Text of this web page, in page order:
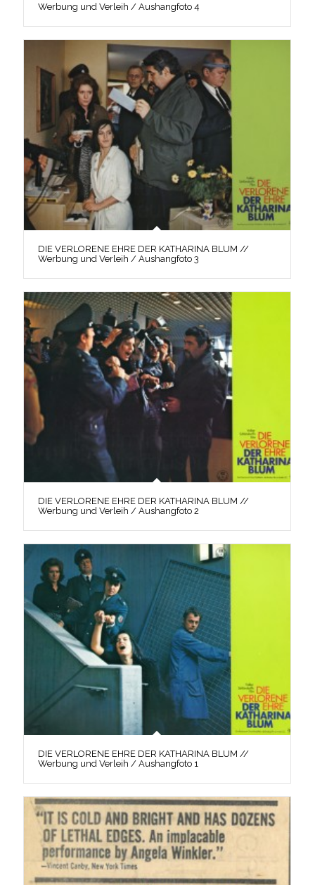
Werbung und Verleih / Aushangfoto 4
DIE VERLORENE EHRE DER KATHARINA BLUM //
Werbung und Verleih / Aushangfoto 3
DIE VERLORENE EHRE DER KATHARINA BLUM //
Werbung und Verleih / Aushangfoto 2
DIE VERLORENE EHRE DER KATHARINA BLUM //
Werbung und Verleih / Aushangfoto 1